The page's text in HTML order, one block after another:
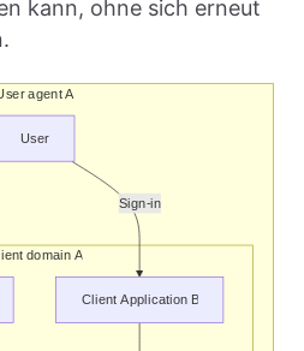
kann, ohne sich erneut